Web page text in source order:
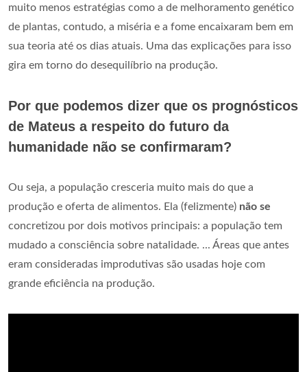
muito menos estratégias como a de melhoramento genético
de plantas, contudo, a miséria e a fome encaixaram bem em
sua teoria até os dias atuais. Uma das explicações para isso
gira em torno do desequilíbrio na produção.
Por que podemos dizer que os prognósticos
de Mateus a respeito do futuro da
humanidade não se confirmaram?
Ou seja, a população cresceria muito mais do que a
produção e oferta de alimentos. Ela (felizmente) não se
concretizou por dois motivos principais: a população tem
mudado a consciência sobre natalidade. ... Áreas que antes
eram consideradas improdutivas são usadas hoje com
grande eficiência na produção.